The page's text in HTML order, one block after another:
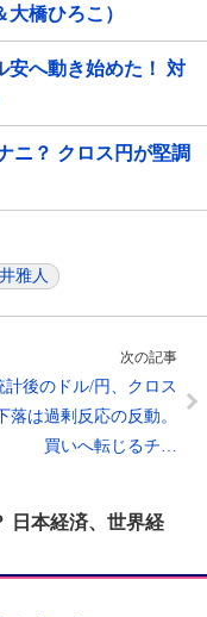
橋ひろこ）
安へ動き始めた！ 対
ニ？ クロス円が堅調
雅人
次の記事
計後のドル/円、クロス
落は過剰反応の反動。
買いへ転じるチ…
日本経済、世界経